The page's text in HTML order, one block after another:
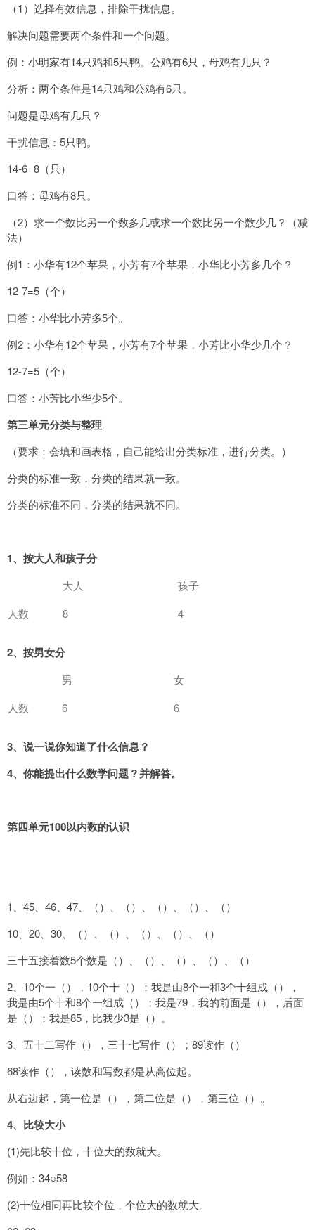
（1）选择有效信息，排除干扰信息。
解决问题需要两个条件和一个问题。
例：小明家有14只鸡和5只鸭。公鸡有6只，母鸡有几只？
分析：两个条件是14只鸡和公鸡有6只。
问题是母鸡有几只？
干扰信息：5只鸭。
14-6=8（只）
口答：母鸡有8只。
（2）求一个数比另一个数多几或求一个数比另一个数少几？（减
法）
例1：小华有12个苹果，小芳有7个苹果，小华比小芳多几个？
12-7=5（个）
口答：小华比小芳多5个。
例2：小华有12个苹果，小芳有7个苹果，小芳比小华少几个？
12-7=5（个）
口答：小芳比小华少5个。
第三单元分类与整理
（要求：会填和画表格，自己能给出分类标准，进行分类。）
分类的标准一致，分类的结果就一致。
分类的标准不同，分类的结果就不同。
1、按大人和孩子分
大人
孩子
人数
8 4
2、按男女分
男
女
人数
6 6
3、说一说你知道了什么信息？
4、你能提出什么数学问题？并解答。
第四单元100以内数的认识
1、45、46、47、（）、（）、（）、（）、（）
10、20、30、（）、（）、（）、（）、（）
三十五接着数5个数是（）、（）、（）、（）、（）
2、10个一（），10个十（）；我是由8个一和3个十组成（），
我是由5个十和8个一组成（）；我是79，我的前面是（），后面
是（）；我是85，比我少3是（）。
3、五十二写作（），三十七写作（）；89读作（）
68读作（），读数和写数都是从高位起。
从右边起，第一位是（），第二位是（），第三位（）。
4、比较大小
(1)先比较十位，十位大的数就大。
例如：34○58
(2)十位相同再比较个位，个位大的数就大。